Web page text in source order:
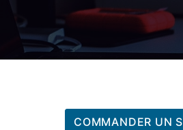
COMMANDER UN